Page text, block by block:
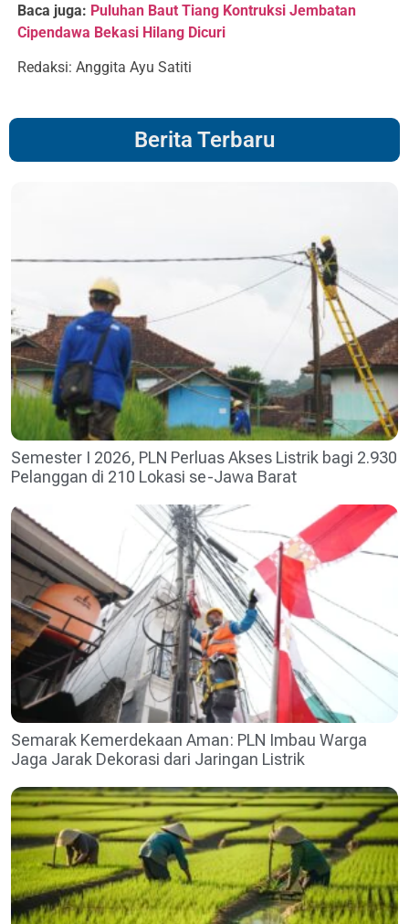
Baca juga: Puluhan Baut Tiang Kontruksi Jembatan
Cipendawa Bekasi Hilang Dicuri
Redaksi: Anggita Ayu Satiti
Berita Terbaru
Semester I 2026, PLN Perluas Akses Listrik bagi 2.930
Pelanggan di 210 Lokasi se-Jawa Barat
Semarak Kemerdekaan Aman: PLN Imbau Warga
Jaga Jarak Dekorasi dari Jaringan Listrik